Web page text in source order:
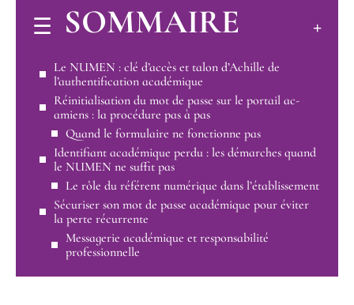
SOMMAIRE
Le NUMEN : clé d’accès et talon d’Achille de
l’authentification académique
Réinitialisation du mot de passe sur le portail ac-
amiens : la procédure pas à pas
Quand le formulaire ne fonctionne pas
Identifiant académique perdu : les démarches quand
le NUMEN ne suffit pas
Le rôle du référent numérique dans l’établissement
Sécuriser son mot de passe académique pour éviter
la perte récurrente
Messagerie académique et responsabilité
professionnelle